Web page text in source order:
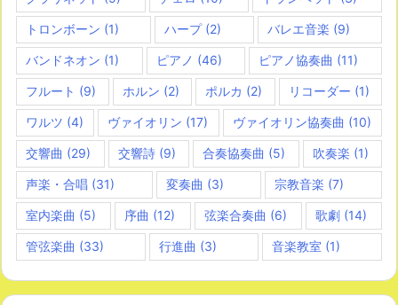
トロンボーン (1) ハープ(2) バレエ音楽 (9)
バンドネオン (1) ピアノ (46) ピアノ協奏曲 (11)
フルート (9) ホルン (2) ポルカ (2) リコーダー (1)
ワルツ (4) ヴァイオリン (17) ヴァイオリン協奏曲 (10)
交響曲 (29) 交響詩(9) 合奏協奏曲 (5) 吹奏楽 (1)
声楽・合唱 (31) 変奏曲 (3) 宗教音楽 (7)
室内楽曲 (5) 序曲 (12) 弦楽合奏曲 (6) 歌劇(14)
管弦楽曲 (33) 行進曲 (3) 音楽教室 (1)